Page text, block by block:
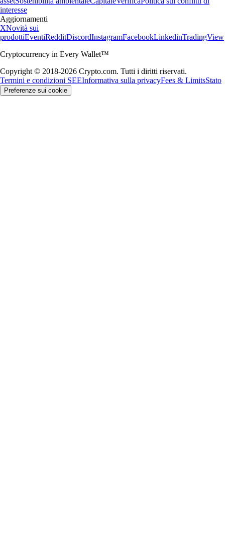
interesse
Aggiornamenti
XNovità sui
prodottiEventiRedditDiscordInstagramFacebookLinkedinTradingView
Cryptocurrency in Every Wallet™
Copyright © 2018-2026 Crypto.com. Tutti i diritti riservati.
Termini e condizioni SEEInformativa sulla privacyFees & LimitsStato
Preferenze sui cookie